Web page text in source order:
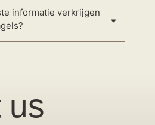
informatie verkrijgen
us